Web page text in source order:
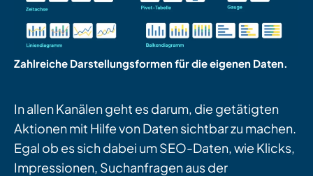
Zahlreiche Darstellungsformen für die eigenen Daten.
In allen Kanälen geht es darum, die getätigten
Aktionen mit Hilfe von Daten sichtbar zu machen.
Egal ob es sich dabei um SEO-Daten, wie Klicks,
Impressionen, Suchanfragen aus der